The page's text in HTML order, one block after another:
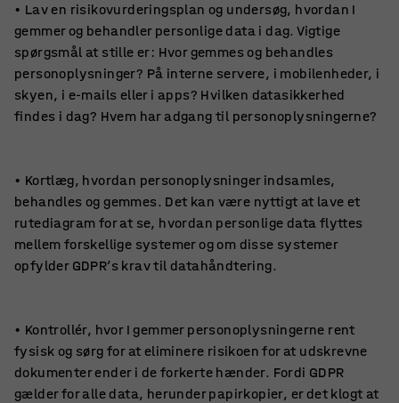
• Lav en risikovurderingsplan og undersøg, hvordan I
gemmer og behandler personlige data i dag. Vigtige
spørgsmål at stille er: Hvor gemmes og behandles
personoplysninger? På interne servere, i mobilenheder, i
skyen, i e-mails eller i apps? Hvilken datasikkerhed
findes i dag? Hvem har adgang til personoplysningerne?
• Kortlæg, hvordan personoplysninger indsamles,
behandles og gemmes. Det kan være nyttigt at lave et
rutediagram for at se, hvordan personlige data flyttes
mellem forskellige systemer og om disse systemer
opfylder GDPR’s krav til datahåndtering.
• Kontrollér, hvor I gemmer personoplysningerne rent
fysisk og sørg for at eliminere risikoen for at udskrevne
dokumenter ender i de forkerte hænder. Fordi GDPR
gælder for alle data, herunder papirkopier, er det klogt at